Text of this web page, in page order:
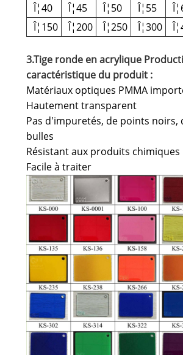
Î¦40
Î¦45 Î¦50 Î¦55
Î¦150
Î¦200 Î¦250 Î¦300
3.Tige ronde en acrylique
caractéristique du produit :
Matériaux optiques PMMA
Hautement transparent
Pas d'impuretés, de points noirs,
bulles
Résistant aux produits chimiques
Facile à traiter